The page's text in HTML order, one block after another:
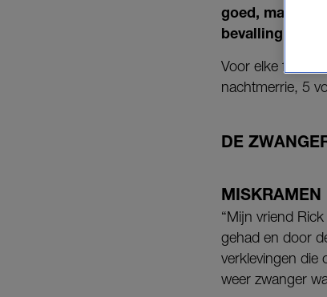
goed, maar bij
bevalling.
Voor elke fase
nachtmerrie, 5
DE
MISKRAMEN
“Mijn vriend
gehad en door
verklevingen die
weer zwanger